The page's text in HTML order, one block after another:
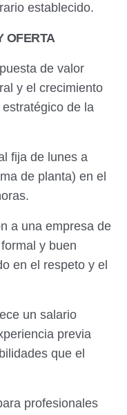
establecido.
OFERTA
de valor
y el crecimiento
de la
fija de lunes a
de planta) en el
a una empresa de
y buen
en el respeto y el
un salario
previa
que el
profesionales